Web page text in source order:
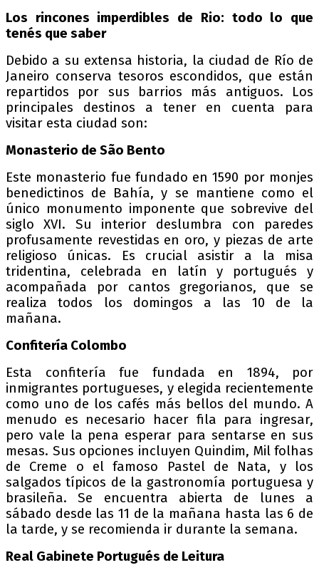
Los rincones imperdibles de Rio: todo lo que
tenés que saber
Debido a su extensa historia, la ciudad de Río de
Janeiro conserva tesoros escondidos, que están
repartidos por sus barrios más antiguos. Los
principales destinos a tener en cuenta para
visitar esta ciudad son:
Monasterio de São Bento
Este monasterio fue fundado en 1590 por monjes
benedictinos de Bahía, y se mantiene como el
único monumento imponente que sobrevive del
siglo XVI. Su interior deslumbra con paredes
profusamente revestidas en oro, y piezas de arte
religioso únicas. Es crucial asistir a la misa
tridentina, celebrada en latín y portugués y
acompañada por cantos gregorianos, que se
realiza todos los domingos a las 10 de la
mañana.
Confitería Colombo
Esta confitería fue fundada en 1894, por
inmigrantes portugueses, y elegida recientemente
como uno de los cafés más bellos del mundo. A
menudo es necesario hacer fila para ingresar,
pero vale la pena esperar para sentarse en sus
mesas. Sus opciones incluyen Quindim, Mil folhas
de Creme o el famoso Pastel de Nata, y los
salgados típicos de la gastronomía portuguesa y
brasileña. Se encuentra abierta de lunes a
sábado desde las 11 de la mañana hasta las 6 de
la tarde, y se recomienda ir durante la semana.
Real Gabinete Portugués de Leitura